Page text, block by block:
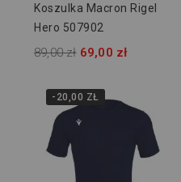
Koszulka Macron Rigel
Hero 507902
89,00 zł 69,00 zł
-20,00 ZŁ